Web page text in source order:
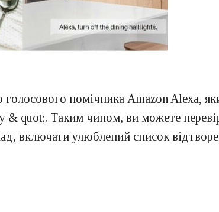
помічника Amazon Alexa,
& quot;. Таким чином, ви можете
включати улюблений список